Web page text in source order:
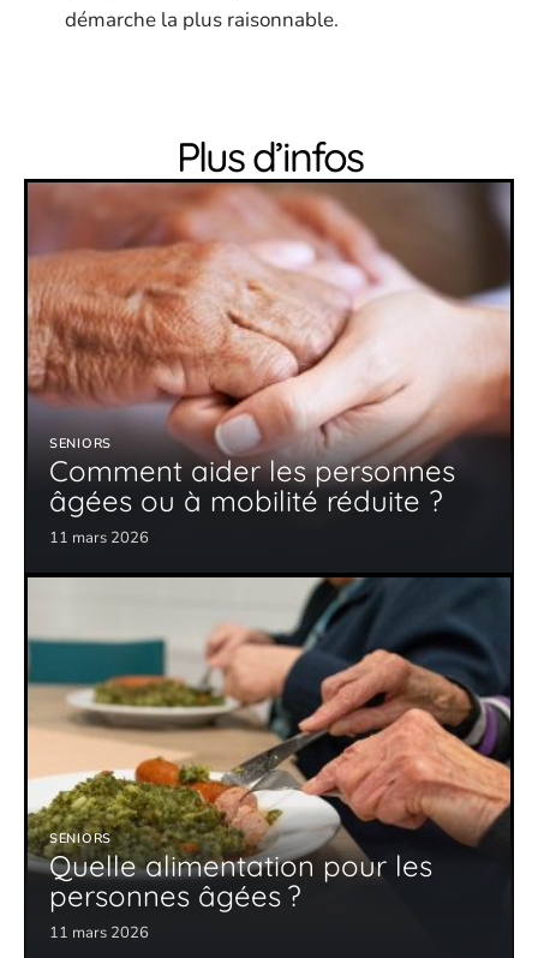
démarche la plus raisonnable.
Plus d’infos
SENIORS
Comment aider les personnes
âgées ou à mobilité réduite ?
11 mars 2026
SENIORS
Quelle alimentation pour les
personnes âgées ?
11 mars 2026